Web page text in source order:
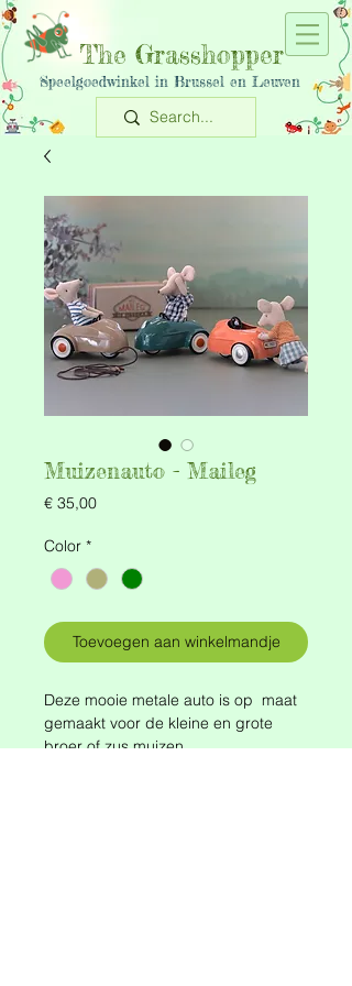
The Grasshopper
Speelgoedwinkel in Brussel en Leuven
Muizenauto - Maileg
€ 35,00Prijs
Color *
Toevoegen aan winkelmandje
Deze mooie metale auto is op maat
gemaakt voor de kleine en grote
broer of zus muizen.